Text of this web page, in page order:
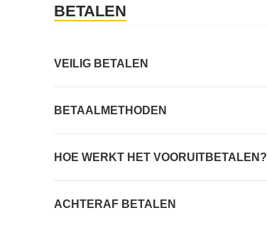
BETALEN
VEILIG BETALEN
BETAALMETHODEN
HOE WERKT HET VOORUITBETALEN?
ACHTERAF BETALEN